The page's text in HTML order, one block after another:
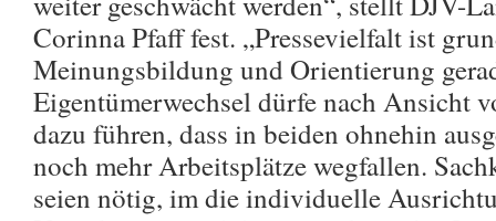
Corinna Pfaff fest. „Pressevielfalt ist
Meinungsbildung und Orientierung
Eigentümerwechsel dürfe nach Ansicht
dazu führen, dass in beiden ohnehin
noch mehr Arbeitsplätze wegfallen.
seien nötig, im die individuelle